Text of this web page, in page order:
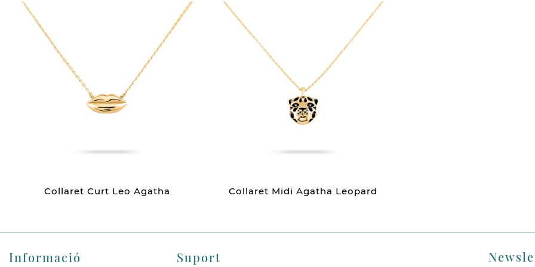
Collaret Curt Leo Agatha Collaret Midi Agatha Leopard
Informació Suport